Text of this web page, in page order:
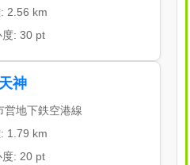
2.56 km
度: 30 pt
天神
営地下鉄空港線
1.79 km
度: 20 pt